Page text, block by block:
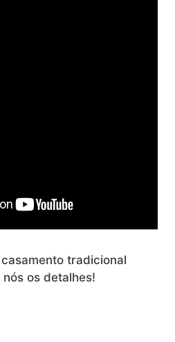
tradicional
os detalhes!